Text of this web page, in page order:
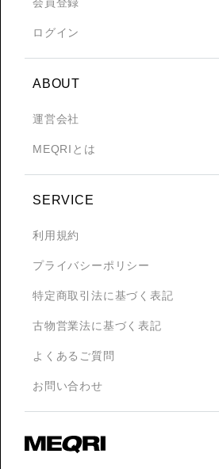
会員登録
ログイン
ABOUT
運営会社
MEQRIとは
SERVICE
利用規約
プライバシーポリシー
特定商取引法に基づく表記
古物営業法に基づく表記
よくあるご質問
お問い合わせ